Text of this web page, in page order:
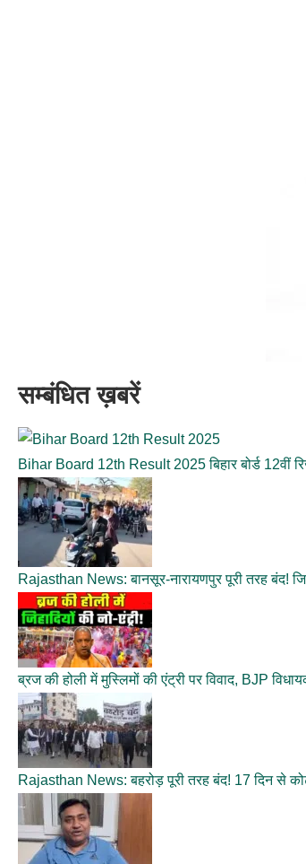
सम्बंधित ख़बरें
Bihar Board 12th Result 2025 बिहार बोर्ड 12वीं
Rajasthan News: बानसूर-नारायणपुर पूरी तरह बंद!
ब्रज की होली में मुस्लिमों की एंट्री पर विवाद, BJP
Rajasthan News: बहरोड़ पूरी तरह बंद! 17 दिन से